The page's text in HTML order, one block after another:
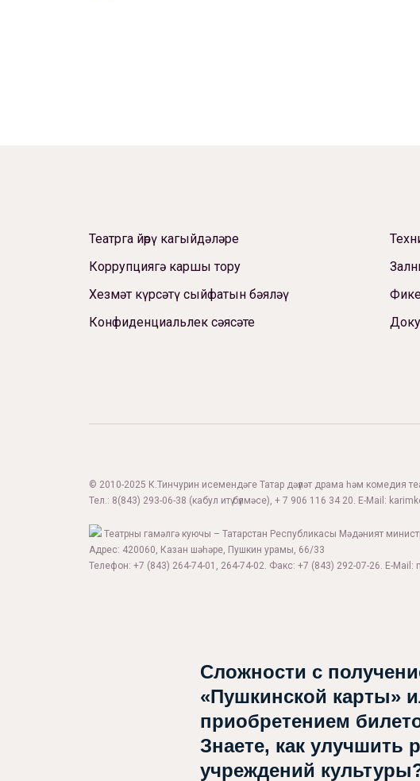
Театрга йөрү кагыйдәләре
Коррупциягә каршы тору
Хезмәт күрсәтү сыйфатын бәяләү
Конфиденциальлек сәясәте
© 2010-2025 К.Тинчурин исемендәге Татар дәүләт драма һәм комедия
Тел.: 8(843) 293-06-38 (кабул итү бүлмәсе), + 7 906 116 34 20. E-Mail:
Театрны гамәлгә куючы – Татарстан Республикасы Мәдәният
Адрес: 420060, Казан шәһәре, Пушкин урамы, 66/33
Телефон: +7 (843) 264-74-01, 264-74-02. Факс: +7 (843) 292-07-26. E-Mail:
Сложности с
«Пушкинской карты»
приобретением
Знаете, как улучшить
учреждений